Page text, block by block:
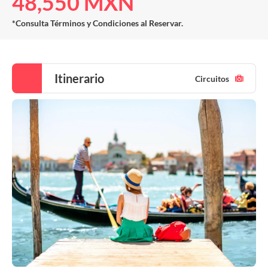
*Consulta Términos y Condiciones al Reservar.
Itinerario Circuitos